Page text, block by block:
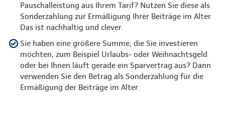
Pauschalleistung aus Ihrem Tarif? Nutzen Sie diese als
Sonderzahlung zur Ermäßigung Ihrer Beiträge im Alter.
Das ist nachhaltig und clever.
Sie haben eine größere Summe, die Sie investieren
möchten, zum Beispiel Urlaubs- oder Weihnachtsgeld
oder bei Ihnen läuft gerade ein Sparvertrag aus? Dann
verwenden Sie den Betrag als Sonderzahlung für die
Ermäßigung der Beiträge im Alter.